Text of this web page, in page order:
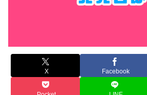
X Facebook